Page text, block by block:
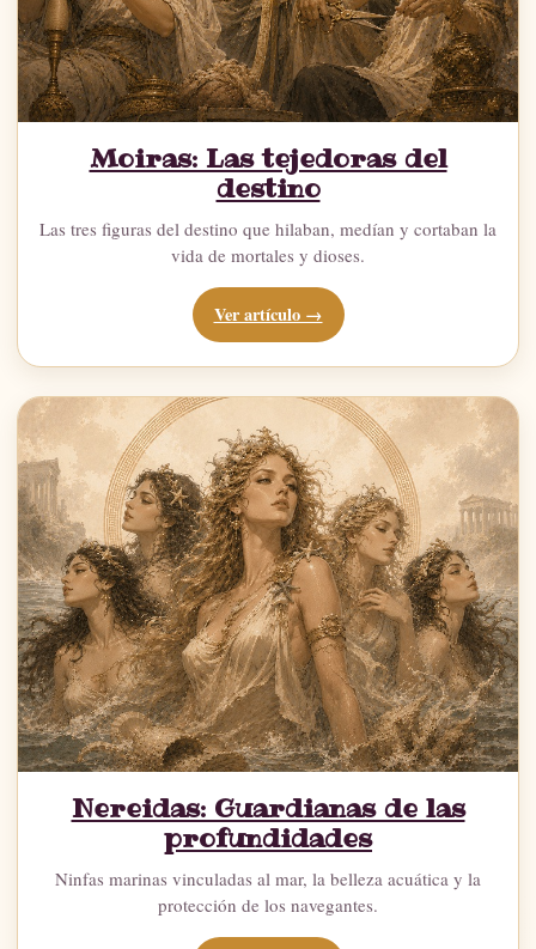
Moiras: Las tejedoras del
destino
Las tres figuras del destino que hilaban, medían y cortaban la
vida de mortales y dioses.
Ver artículo →
Nereidas: Guardianas de las
profundidades
Ninfas marinas vinculadas al mar, la belleza acuática y la
protección de los navegantes.